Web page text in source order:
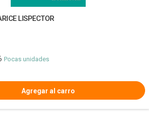
LISPECTOR
Pocas unidades